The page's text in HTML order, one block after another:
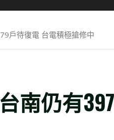
戶待復電 台電積極搶修中
南仍有